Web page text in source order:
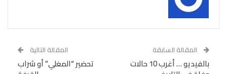
المقالة السابقة
بالفيديو … أغرب 10 حالات
المقالة التالية
تحضير “المغلي” أو شراب